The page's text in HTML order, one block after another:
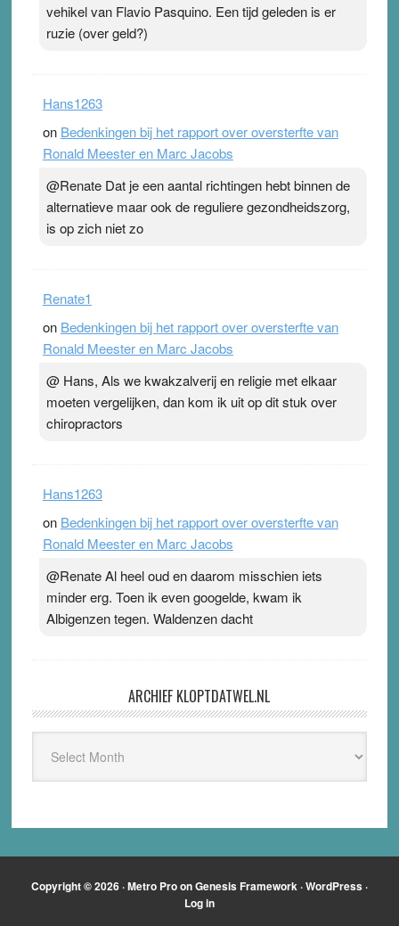
vehikel van Flavio Pasquino. Een tijd geleden is er
ruzie (over geld?)
Hans1263
on Bedenkingen bij het rapport over oversterfte van
Ronald Meester en Marc Jacobs
@Renate Dat je een aantal richtingen hebt binnen de
alternatieve maar ook de reguliere gezondheidszorg,
is op zich niet zo
Renate1
on Bedenkingen bij het rapport over oversterfte van
Ronald Meester en Marc Jacobs
@ Hans, Als we kwakzalverij en religie met elkaar
moeten vergelijken, dan kom ik uit op dit stuk over
chiropractors
Hans1263
on Bedenkingen bij het rapport over oversterfte van
Ronald Meester en Marc Jacobs
@Renate Al heel oud en daarom misschien iets
minder erg. Toen ik even googelde, kwam ik
Albigenzen tegen. Waldenzen dacht
ARCHIEF KLOPTDATWEL.NL
Kloptdatwel.nl
Copyright © 2026 ·Metro ProonGenesis Framework ·WordPress ·
Log in